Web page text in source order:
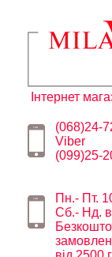
Інтернет
(068)24-
Viber
(099)25-
Пн.- Пт.
Сб.- Нд.